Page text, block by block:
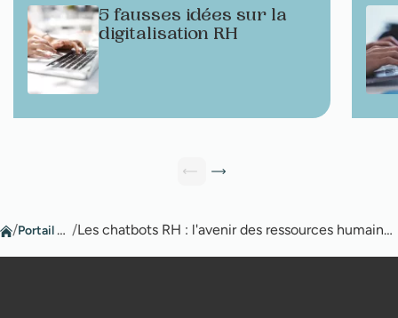
5 fausses idées sur la
digitalisation RH
/ Portail RH / Les chatbots RH : l'avenir des ressources humaines ?